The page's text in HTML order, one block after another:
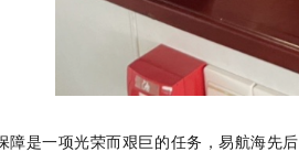
是一项光荣而艰巨的任务，易航海先后